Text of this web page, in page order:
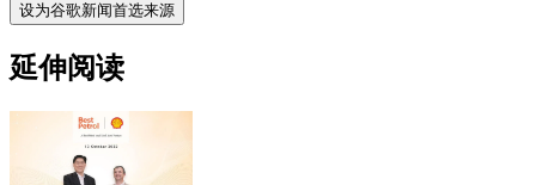
设为谷歌新闻首选来源
延伸阅读